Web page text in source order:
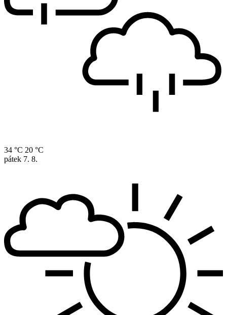
34 °C 20 °C
pátek 7. 8.